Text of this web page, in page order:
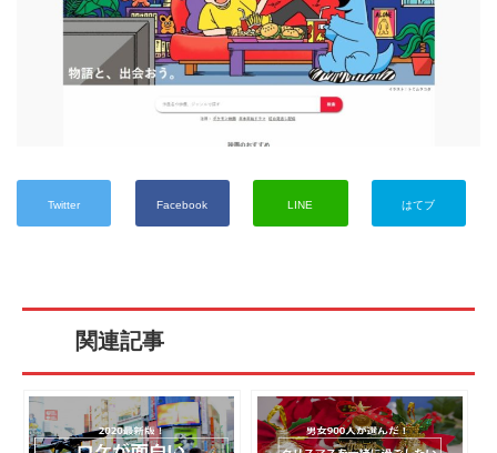
Twitter Facebook LINE はてブ
関連記事